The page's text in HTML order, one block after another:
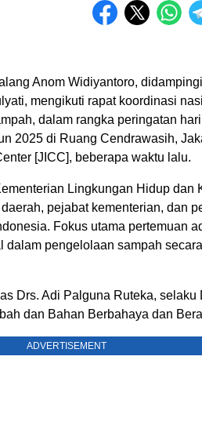
Anom Widiyantoro,
mengikuti rapat koordinasi
dalam rangka peringatan
2025 di Ruang Cendrawasih,
[JICC], beberapa waktu lalu.
Lingkungan Hidup dan
pejabat kementerian, dan
Fokus utama pertemuan
dalam pengelolaan sampah
Drs. Adi Palguna Ruteka, selaku
dan Bahan Berbahaya dan
ADVERTISEMENT